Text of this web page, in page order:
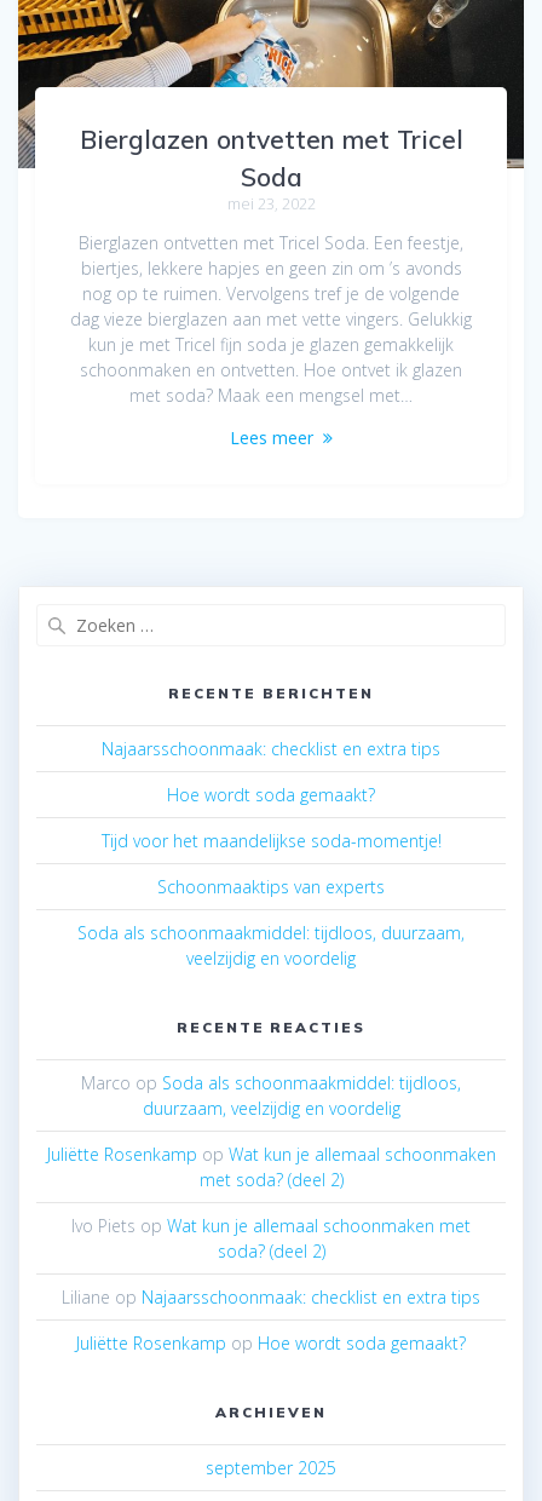
Bierglazen ontvetten met Tricel
Soda
mei 23, 2022
Bierglazen ontvetten met Tricel Soda. Een feestje,
biertjes, lekkere hapjes en geen zin om ’s avonds
nog op te ruimen. Vervolgens tref je de volgende
dag vieze bierglazen aan met vette vingers. Gelukkig
kun je met Tricel fijn soda je glazen gemakkelijk
schoonmaken en ontvetten. Hoe ontvet ik glazen
met soda? Maak een mengsel met…
Lees meer
RECENTE BERICHTEN
Najaarsschoonmaak: checklist en extra tips
Hoe wordt soda gemaakt?
Tijd voor het maandelijkse soda-momentje!
Schoonmaaktips van experts
Soda als schoonmaakmiddel: tijdloos, duurzaam,
veelzijdig en voordelig
RECENTE REACTIES
Marco op Soda als schoonmaakmiddel: tijdloos,
duurzaam, veelzijdig en voordelig
Juliëtte Rosenkamp op Wat kun je allemaal schoonmaken
met soda? (deel 2)
Ivo Piets op Wat kun je allemaal schoonmaken met
soda? (deel 2)
Liliane op Najaarsschoonmaak: checklist en extra tips
Juliëtte Rosenkamp op Hoe wordt soda gemaakt?
ARCHIEVEN
september 2025